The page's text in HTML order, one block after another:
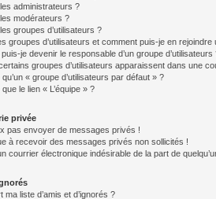
administrateurs ?
modérateurs ?
groupes d’utilisateurs ?
groupes d’utilisateurs et comment puis-je en rejoindre
je devenir le responsable d’un groupe d’utilisateurs
groupes d’utilisateurs apparaissent dans une
qu’un « groupe d’utilisateurs par défaut » ?
le lien « L’équipe » ?
privée
pas envoyer de messages privés !
à recevoir des messages privés non sollicités !
courrier électronique indésirable de la part de
ma liste d’amis et d’ignorés ?